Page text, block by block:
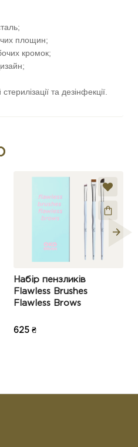
площин;
кромок;
та дезінфекції.
Набір пензликів
Flawless Brushes
Flawless Brows
625 ₴